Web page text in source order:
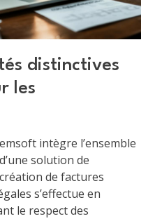
distinctives
les
intègre l’ensemble
solution de
de factures
s’effectue en
le respect des